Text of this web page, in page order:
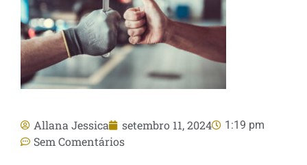
Allana Jessica setembro 11, 2024 1:19 pm
Sem Comentários